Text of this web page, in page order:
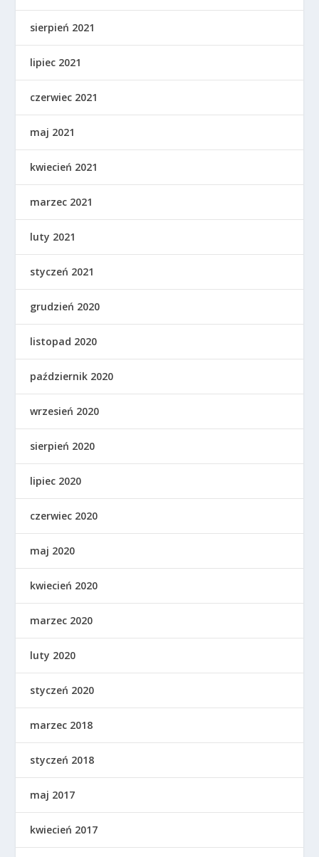
sierpień 2021
lipiec 2021
czerwiec 2021
maj 2021
kwiecień 2021
marzec 2021
luty 2021
styczeń 2021
grudzień 2020
listopad 2020
październik 2020
wrzesień 2020
sierpień 2020
lipiec 2020
czerwiec 2020
maj 2020
kwiecień 2020
marzec 2020
luty 2020
styczeń 2020
marzec 2018
styczeń 2018
maj 2017
kwiecień 2017